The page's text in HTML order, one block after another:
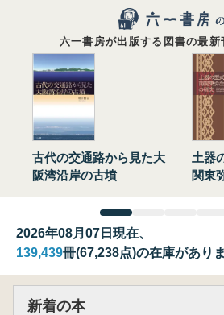
六一書房が出版する図書の最新
古代の交通路から見た大
阪湾沿岸の古墳
土器
関東
2026年08月07日現在、
139,439冊(67,238点)の在庫があり
新着の本